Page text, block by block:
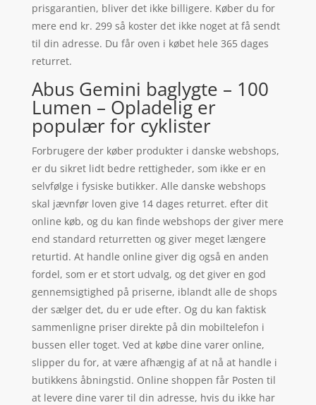
prisgarantien, bliver det ikke billigere. Køber du for
mere end kr. 299 så koster det ikke noget at få sendt
til din adresse. Du får oven i købet hele 365 dages
returret.
Abus Gemini baglygte – 100
Lumen – Opladelig er
populær for cyklister
Forbrugere der køber produkter i danske webshops,
er du sikret lidt bedre rettigheder, som ikke er en
selvfølge i fysiske butikker. Alle danske webshops
skal jævnfør loven give 14 dages returret. efter dit
online køb, og du kan finde webshops der giver mere
end standard returretten og giver meget længere
returtid. At handle online giver dig også en anden
fordel, som er et stort udvalg, og det giver en god
gennemsigtighed på priserne, iblandt alle de shops
der sælger det, du er ude efter. Og du kan faktisk
sammenligne priser direkte på din mobiltelefon i
bussen eller toget. Ved at købe dine varer online,
slipper du for, at være afhængig af at nå at handle i
butikkens åbningstid. Online shoppen får Posten til
at levere dine varer til din adresse, hvis du ikke har